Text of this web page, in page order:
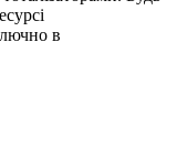
в